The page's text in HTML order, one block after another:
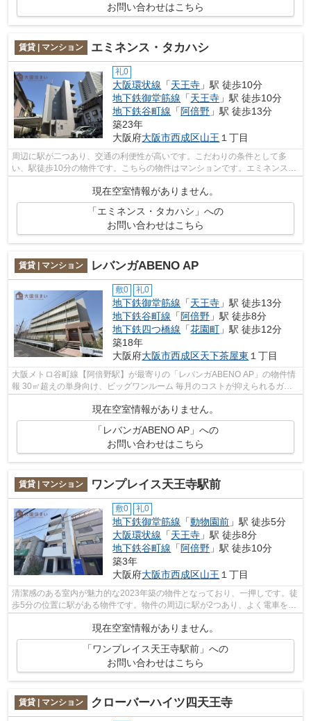
お問い合わせはこちら
賃貸 | マンション エミネンス・タカハシ
礼0
大阪環状線 「天王寺 」駅 徒歩10分
地下鉄御堂筋線 「天王寺 」駅 徒歩10分
地下鉄谷町線 「 阿倍野 」駅 徒歩13分
築23年
大阪府大阪市西成区山王 １丁目
周辺に駅が二つあり、交通の利便性が高いです。こだわりの条件として多
い、駅徒歩10分の物件です。こちらの物件はマンションです。エミネンスタ
カハシの詳しい情報。より多くの不動産...
現在空室情報がありません。
「エミネンス・タカハシ」への
お問い合わせはこちら
賃貸 | マンション レバンガABENO AP
敷0 礼0
地下鉄御堂筋線 「天王寺 」駅 徒歩13分
地下鉄谷町線 「 阿倍野 」駅 徒歩8分
地下鉄四つ橋線 「花園町 」駅 徒歩12分
築18年
大阪府大阪市西成区天下茶屋東 １丁目
大阪メトロ谷町線【阿倍野駅】が最寄りの「レバンガABENO AP」の物件情
報 30㎡超えの単身向け、ビッグワンルーム 毎月のコストが抑えられるガス
現在空室情報がありません。
「レバンガABENO AP」への
お問い合わせはこちら
賃貸 | マンション ワンプレイス天王寺駅前
敷0 礼0
地下鉄御堂筋線 「動物園前 」駅 徒歩5分
大阪環状線 「天王寺 」駅 徒歩8分
地下鉄谷町線 「 阿倍野 」駅 徒歩10分
築3年
大阪府大阪市西成区山王 １丁目
清潔感のある室内が魅力的な2023年築の物件となっており、一押しです。徒
歩5分の位置に駅がある物件です。物件の周辺に駅が2つあり、よく電車を利
用する方にピッタリです。共用部には...
現在空室情報がありません。
「ワンプレイス天王寺駅前」への
お問い合わせはこちら
賃貸 | マンション クローバーハイツ四天王寺